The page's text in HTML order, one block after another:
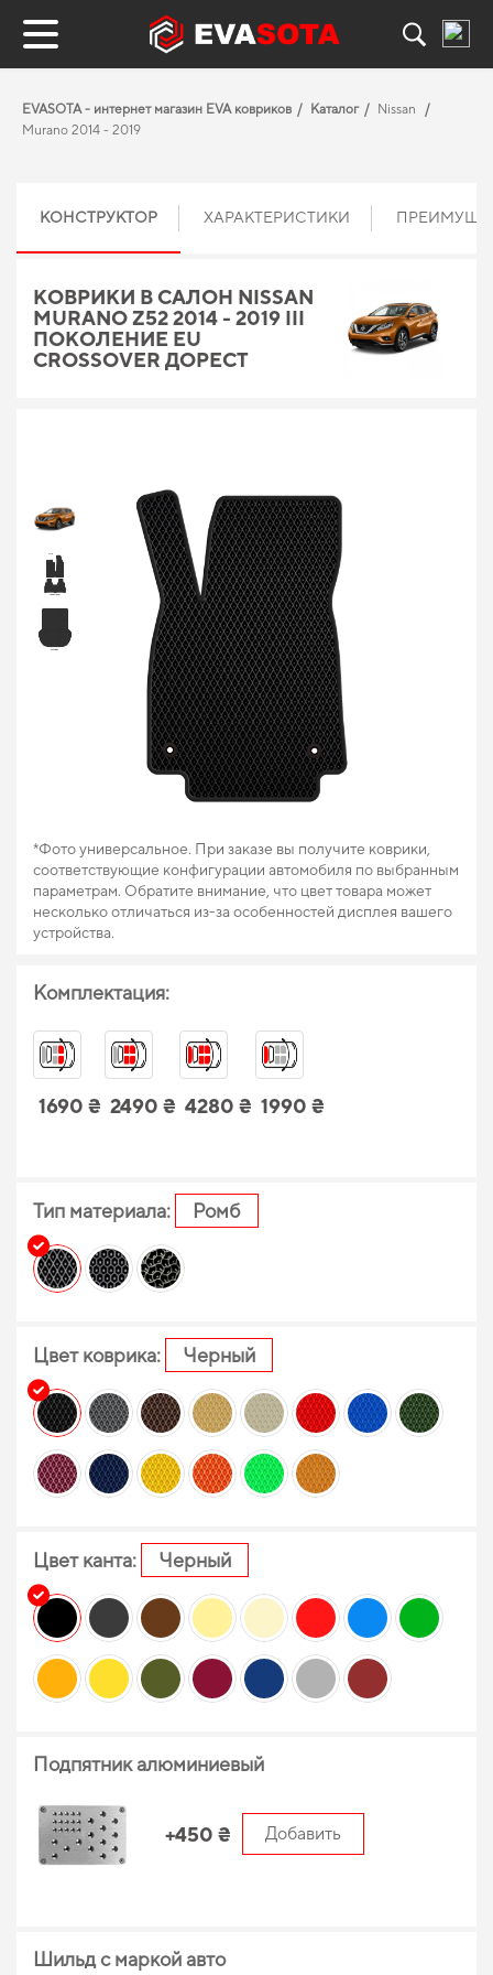
EVASOTA - интернет магазин EVA ковриков Каталог
Nissan
Murano 2014 - 2019
КОНСТРУКТОР ХАРАКТЕРИСТИКИ
КОВРИКИ В САЛОН NISSAN
MURANO Z52 2014 - 2019 III
ПОКОЛЕНИЕ EU
CROSSOVER ДОРЕСТ
*Фото универсальное. При заказе вы получите коврики,
соответствующие конфигурации автомобиля по выбранным
параметрам. Обратите внимание, что цвет товара может
несколько отличаться из-за особенностей дисплея вашего
устройства.
Комплектация:
1690 ₴ 2490 ₴ 4280 ₴ 1990 ₴
Тип материала: Ромб
Цвет коврика: Черный
Цвет канта: Черный
Подпятник алюминиевый
+450 ₴ Добавить
Шильд с маркой авто